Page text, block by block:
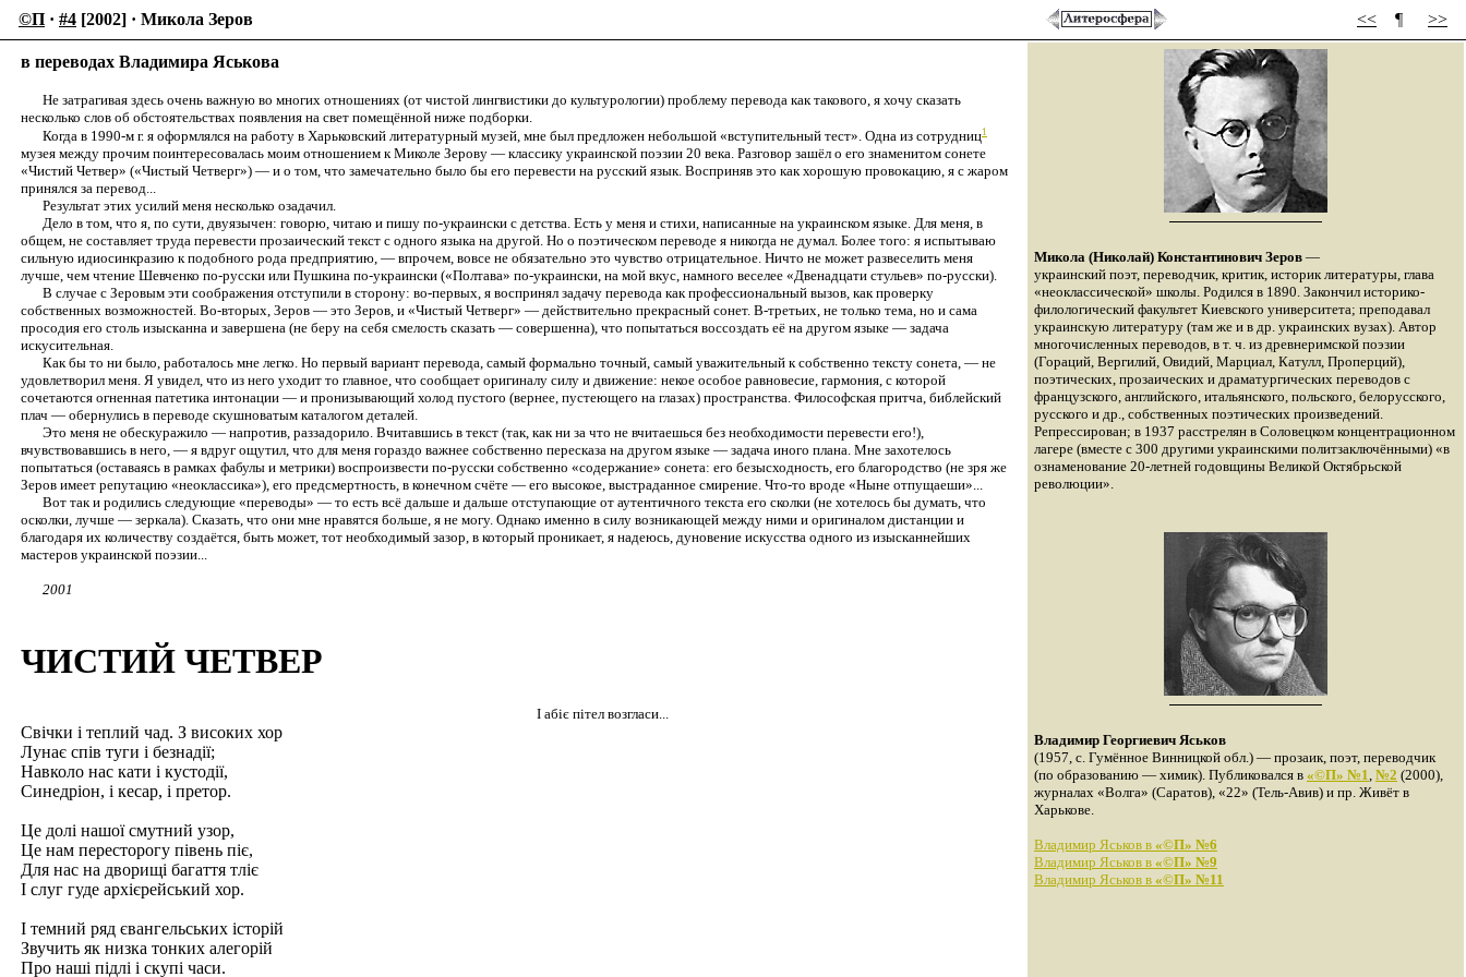
©П · #4 [2002] · Микола Зеров << ¶ >>
в переводах Владимира Яськова
Не затрагивая здесь очень важную во многих отношениях (от чистой лингвистики до культурологии) проблему перевода как такового, я хочу сказать
несколько слов об обстоятельствах появления на свет помещённой ниже подборки.
Когда в 1990-м г. я оформлялся на работу в Харьковский литературный музей, мне был предложен небольшой «вступительный тест». Одна из сотрудниц1
музея между прочим поинтересовалась моим отношением к Миколе Зерову — классику украинской поэзии 20 века. Разговор зашёл о его знаменитом сонете
«Чистий Четвер» («Чистый Четверг») — и о том, что замечательно было бы его перевести на русский язык. Восприняв это как хорошую провокацию, я с жаром
принялся за перевод...
Результат этих усилий меня несколько озадачил.
Дело в том, что я, по сути, двуязычен: говорю, читаю и пишу по-украински с детства. Есть у меня и стихи, написанные на украинском языке. Для меня, в
общем, не составляет труда перевести прозаический текст с одного языка на другой. Но о поэтическом переводе я никогда не думал. Более того: я испытываю
сильную идиосинкразию к подобного рода предприятию, — впрочем, вовсе не обязательно это чувство отрицательное. Ничто не может развеселить меня
лучше, чем чтение Шевченко по-русски или Пушкина по-украински («Полтава» по-украински, на мой вкус, намного веселее «Двенадцати стульев» по-русски).
В случае с Зеровым эти соображения отступили в сторону: во-первых, я воспринял задачу перевода как профессиональный вызов, как проверку
собственных возможностей. Во-вторых, Зеров — это Зеров, и «Чистый Четверг» — действительно прекрасный сонет. В-третьих, не только тема, но и сама
просодия его столь изысканна и завершена (не беру на себя смелость сказать — совершенна), что попытаться воссоздать её на другом языке — задача
искусительная.
Как бы то ни было, работалось мне легко. Но первый вариант перевода, самый формально точный, самый уважительный к собственно тексту сонета, — не
удовлетворил меня. Я увидел, что из него уходит то главное, что сообщает оригиналу силу и движение: некое особое равновесие, гармония, с которой
сочетаются огненная патетика интонации — и пронизывающий холод пустого (вернее, пустеющего на глазах) пространства. Философская притча, библейский
плач — обернулись в переводе скушноватым каталогом деталей.
Это меня не обескуражило — напротив, раззадорило. Вчитавшись в текст (так, как ни за что не вчитаешься без необходимости перевести его!),
вчувствовавшись в него, — я вдруг ощутил, что для меня гораздо важнее собственно пересказа на другом языке — задача иного плана. Мне захотелось
попытаться (оставаясь в рамках фабулы и метрики) воспроизвести по-русски собственно «содержание» сонета: его безысходность, его благородство (не зря же
Зеров имеет репутацию «неоклассика»), его предсмертность, в конечном счёте — его высокое, выстраданное смирение. Что-то вроде «Ныне отпущаеши»...
Вот так и родились следующие «переводы» — то есть всё дальше и дальше отступающие от аутентичного текста его сколки (не хотелось бы думать, что
осколки, лучше — зеркала). Сказать, что они мне нравятся больше, я не могу. Однако именно в силу возникающей между ними и оригиналом дистанции и
благодаря их количеству создаётся, быть может, тот необходимый зазор, в который проникает, я надеюсь, дуновение искусства одного из изысканнейших
мастеров украинской поэзии...
2001
ЧИСТИЙ ЧЕТВЕР
I абiє пiтел возгласи...
Свiчки i теплий чад. З високих хор
Лунає спiв туги i безнадiї;
Навколо нас кати i кустодiї,
Синедрiон, i кесар, i претор.
Це долi нашої смутний узор,
Це нам пересторогу пiвень пiє,
Для нас на дворищi багаття тлiє
I слуг гуде архiєрейський хор.
I темний ряд євангельських iсторiй
Звучить як низка тонких алегорiй
Про нашi пiдлi i скупi часи.
Микола (Николай) Константинович Зеров —
украинский поэт, переводчик, критик, историк литературы, глава
«неоклассической» школы. Родился в 1890. Закончил историко-
филологический факультет Киевского университета; преподавал
украинскую литературу (там же и в др. украинских вузах). Автор
многочисленных переводов, в т. ч. из древнеримской поэзии
(Гораций, Вергилий, Овидий, Марциал, Катулл, Проперций),
поэтических, прозаических и драматургических переводов с
французского, английского, итальянского, польского, белорусского,
русского и др., собственных поэтических произведений.
Репрессирован; в 1937 расстрелян в Соловецком концентрационном
лагере (вместе с 300 другими украинскими политзаключёнными) «в
ознаменование 20-летней годовщины Великой Октябрьской
революции».
Владимир Георгиевич Яськов
(1957, с. Гумённое Винницкой обл.) — прозаик, поэт, переводчик
(по образованию — химик). Публиковался в «©П» №1, №2 (2000),
журналах «Волга» (Саратов), «22» (Тель-Авив) и пр. Живёт в
Харькове.
Владимир Яськов в «©П» №6
Владимир Яськов в «©П» №9
Владимир Яськов в «©П» №11